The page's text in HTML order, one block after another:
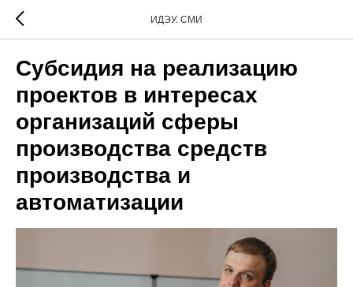
ИДЭУ. СМИ
Субсидия на реализацию
проектов в интересах
организаций сферы
производства средств
производства и
автоматизации